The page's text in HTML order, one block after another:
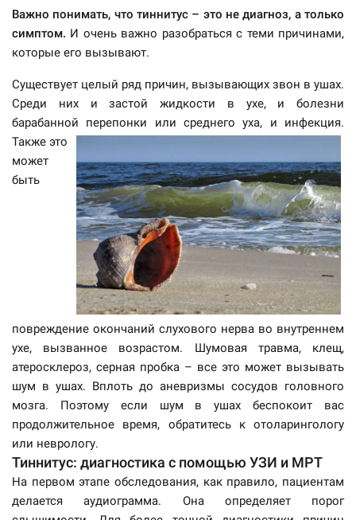
Важно понимать, что тиннитус – это не диагноз, а только
симптом. И очень важно разобраться с теми причинами,
которые его вызывают.
Существует целый ряд причин, вызывающих звон в ушах.
Среди них и застой жидкости в ухе, и болезни
барабанной перепонки или среднего уха, и инфекция.
Также это
может
быть
повреждение окончаний слухового нерва во внутреннем
ухе, вызванное возрастом. Шумовая травма, клещ,
атеросклероз, серная пробка – все это может вызывать
шум в ушах. Вплоть до аневризмы сосудов головного
мозга. Поэтому если шум в ушах беспокоит вас
продолжительное время, обратитесь к отоларингологу
или неврологу.
Тиннитус: диагностика c помощью УЗИ и МРТ
На первом этапе обследования, как правило, пациентам
делается аудиограмма. Она определяет порог